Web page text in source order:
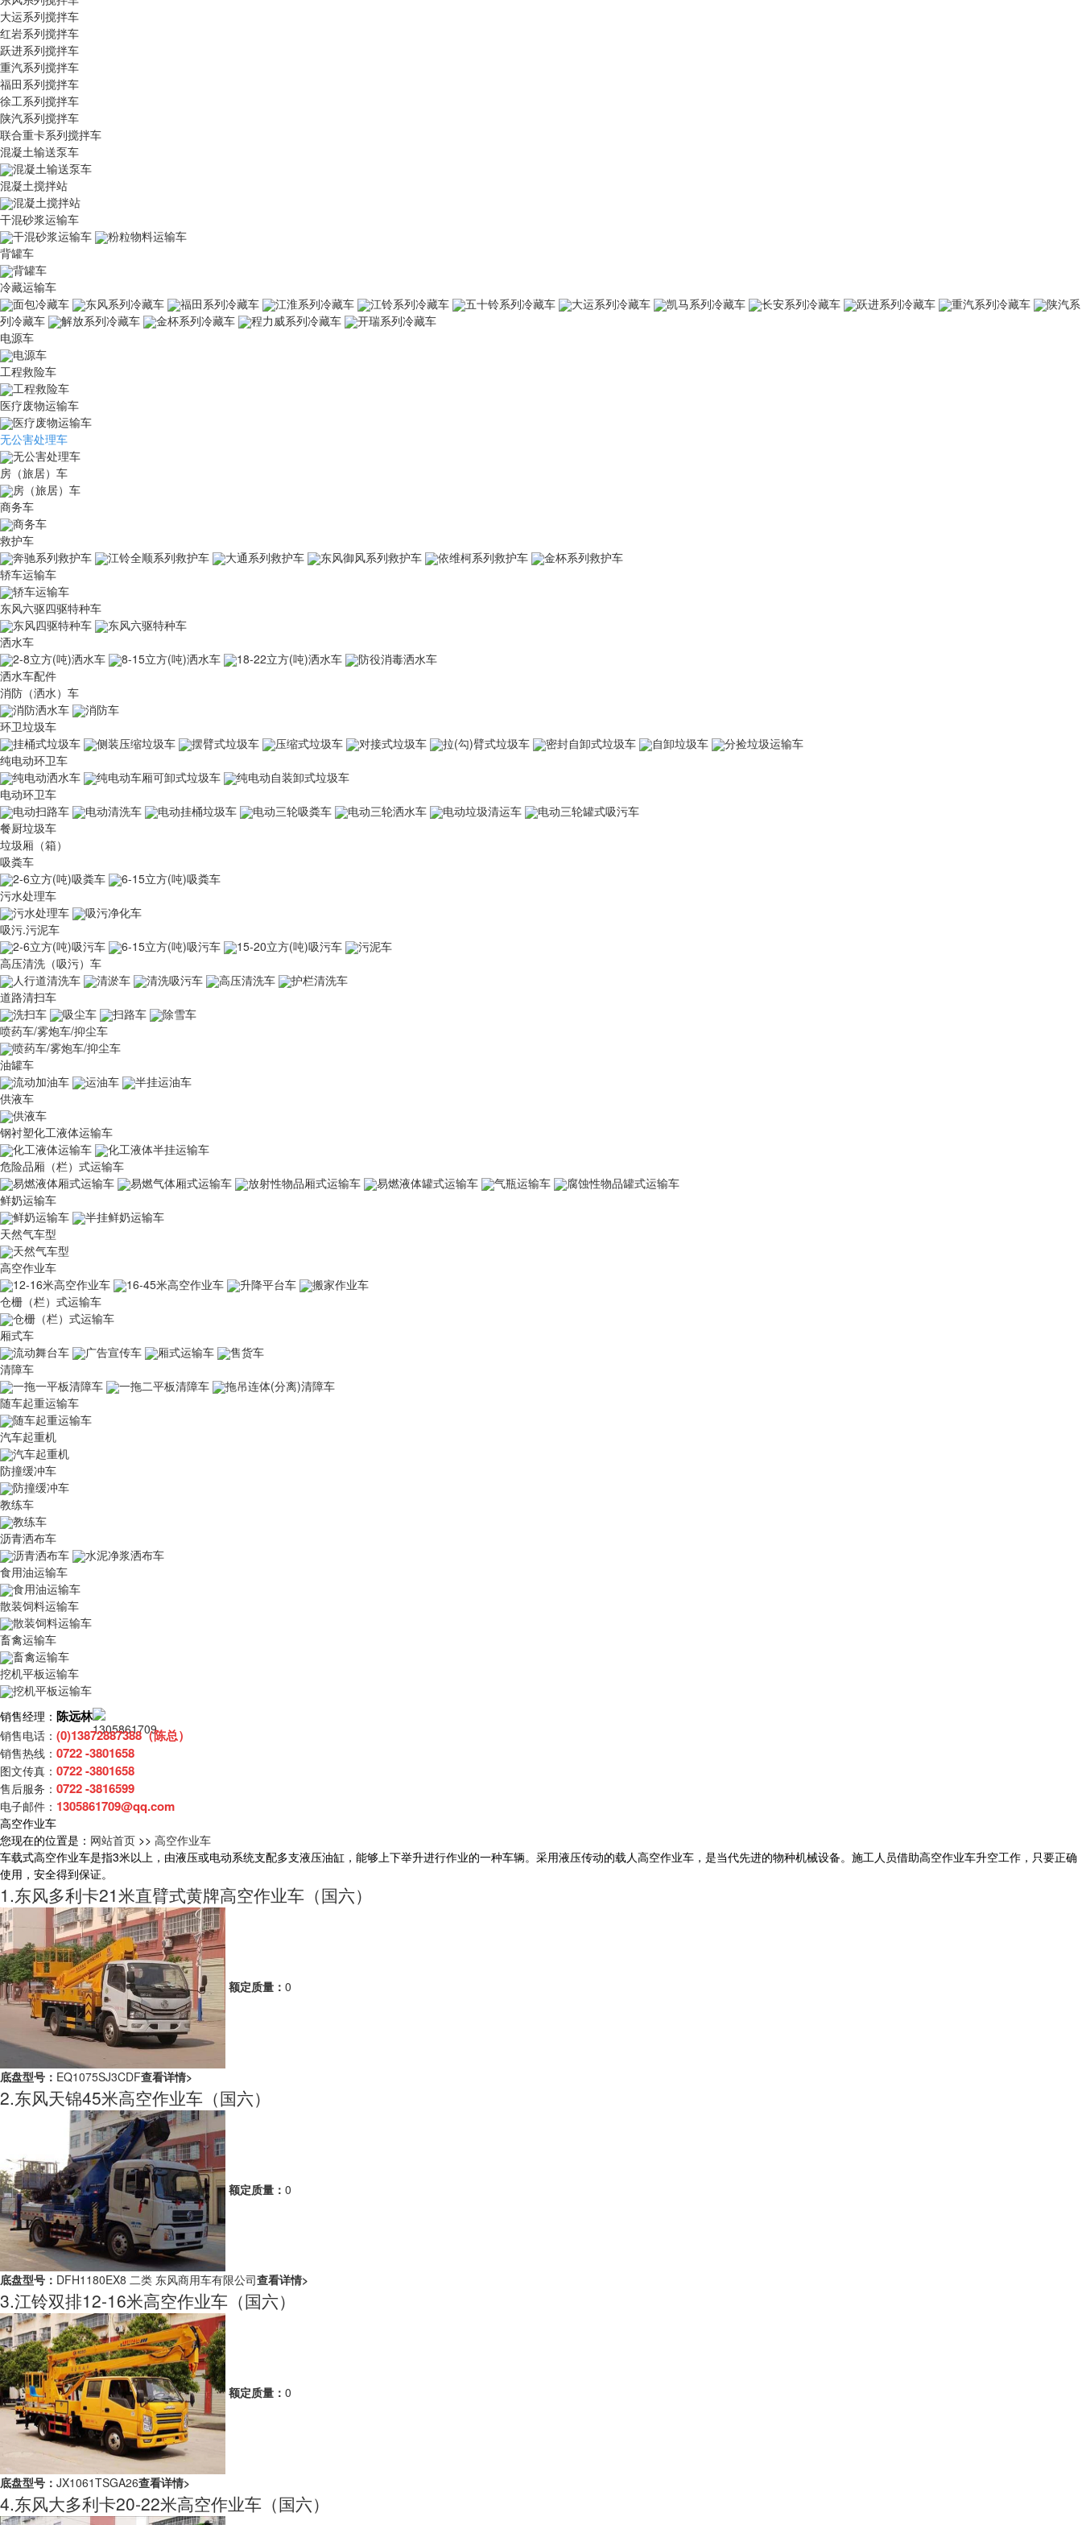
大运系列搅拌车
红岩系列搅拌车
跃进系列搅拌车
重汽系列搅拌车
福田系列搅拌车
徐工系列搅拌车
陕汽系列搅拌车
联合重卡系列搅拌车
混凝土输送泵车
混凝土输送泵车
混凝土搅拌站
混凝土搅拌站
干混砂浆运输车
干混砂浆运输车
粉粒物料运输车
背罐车
背罐车
冷藏运输车
面包冷藏车
东风系列冷藏车 福田系列冷藏车 江淮系列冷藏车 江铃系列冷藏车 五十铃系列冷藏车 大运系列冷藏车 凯马系列冷藏车 长安系列冷藏车 跃进系列冷藏车 重汽系列冷藏车
陕汽系
列冷藏车
解放系列冷藏车 金杯系列冷藏车 程力威系列冷藏车
开瑞系列冷藏车
电源车
电源车
工程救险车
工程救险车
医疗废物运输车
医疗废物运输车
无公害处理车
无公害处理车
房（旅居）车
房（旅居）车
商务车
商务车
救护车
奔驰系列救护车
江铃全顺系列救护车 大通系列救护车 东风御风系列救护车 依维柯系列救护车
金杯系列救护车
轿车运输车
轿车运输车
东风六驱四驱特种车
东风四驱特种车
东风六驱特种车
洒水车
2-8立方(吨)洒水车
8-15立方(吨)洒水车 18-22立方(吨)洒水车
防役消毒洒水车
洒水车配件
消防（洒水）车
消防洒水车
消防车
环卫垃圾车
挂桶式垃圾车
侧装压缩垃圾车 摆臂式垃圾车 压缩式垃圾车 对接式垃圾车 拉(勾)臂式垃圾车 密封自卸式垃圾车 自卸垃圾车
分捡垃圾运输车
纯电动环卫车
纯电动洒水车
纯电动车厢可卸式垃圾车
纯电动自装卸式垃圾车
电动环卫车
电动扫路车
电动清洗车 电动挂桶垃圾车 电动三轮吸粪车 电动三轮洒水车 电动垃圾清运车
电动三轮罐式吸污车
餐厨垃圾车
垃圾厢（箱）
吸粪车
2-6立方(吨)吸粪车
6-15立方(吨)吸粪车
污水处理车
污水处理车
吸污净化车
吸污.污泥车
2-6立方(吨)吸污车
6-15立方(吨)吸污车 15-20立方(吨)吸污车
污泥车
高压清洗（吸污）车
人行道清洗车
清淤车 清洗吸污车 高压清洗车
护栏清洗车
道路清扫车
洗扫车
吸尘车 扫路车
除雪车
喷药车/雾炮车/抑尘车
喷药车/雾炮车/抑尘车
油罐车
流动加油车
运油车
半挂运油车
供液车
供液车
钢衬塑化工液体运输车
化工液体运输车
化工液体半挂运输车
危险品厢（栏）式运输车
易燃液体厢式运输车
易燃气体厢式运输车 放射性物品厢式运输车 易燃液体罐式运输车 气瓶运输车
腐蚀性物品罐式运输车
鲜奶运输车
鲜奶运输车
半挂鲜奶运输车
天然气车型
天然气车型
高空作业车
12-16米高空作业车
16-45米高空作业车 升降平台车
搬家作业车
仓栅（栏）式运输车
仓栅（栏）式运输车
厢式车
流动舞台车
广告宣传车 厢式运输车
售货车
清障车
一拖一平板清障车
一拖二平板清障车
拖吊连体(分离)清障车
随车起重运输车
随车起重运输车
汽车起重机
汽车起重机
防撞缓冲车
防撞缓冲车
教练车
教练车
沥青洒布车
沥青洒布车
水泥净浆洒布车
食用油运输车
食用油运输车
散装饲料运输车
散装饲料运输车
畜禽运输车
畜禽运输车
挖机平板运输车
挖机平板运输车
销售经理： 陈远林
销售电话： (0)13872887388（陈总）
销售热线： 0722 -3801658
图文传真： 0722 -3801658
售后服务： 0722 -3816599
电子邮件： 1305861709@qq.com
高空作业车
您现在的位置是： 网站首页 >> 高空作业车
车载式高空作业车是指3米以上，由液压或电动系统支配多支液压油缸，能够上下举升进行作业的一种车辆。采用液压传动的载人高空作业车，是当代先进的物种机械设备。施工人员借助高空作业车升空工作，只要正确
使用，安全得到保证。
1.东风多利卡21米直臂式黄牌高空作业车（国六）
额定质量： 0
底盘型号： EQ1075SJ3CDF查看详情>
2.东风天锦45米高空作业车（国六）
额定质量： 0
底盘型号： DFH1180EX8 二类 东风商用车有限公司查看详情>
3.江铃双排12-16米高空作业车（国六）
额定质量： 0
底盘型号： JX1061TSGA26查看详情>
4.东风大多利卡20-22米高空作业车（国六）